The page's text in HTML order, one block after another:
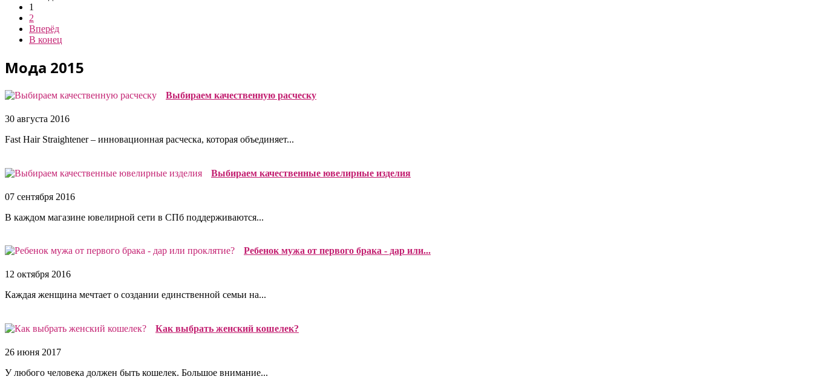
1
2
Вперёд
В конец
Мода 2015
Выбираем качественную расческу
30 августа 2016
Fast Hair Straightener – инновационная расческа, которая объединяет...
Выбираем качественные ювелирные изделия
07 сентября 2016
В каждом магазине ювелирной сети в СПб поддерживаются...
Ребенок мужа от первого брака - дар или...
12 октября 2016
Каждая женщина мечтает о создании единственной семьи на...
Как выбрать женский кошелек?
26 июня 2017
У любого человека должен быть кошелек. Большое внимание...